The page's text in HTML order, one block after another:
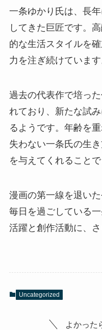
一条ゆかり氏は、長
してきた巨匠です。
的な生活スタイルを
力を注ぎ続けています
過去の代表作で培っ
れており、新たな試
るようです。年齢を
失わない一条氏の生
を与えてくれることで
漫画の第一線を退い
毎日を過ごしている
活躍と創作活動に、
Uncategorized
よかった